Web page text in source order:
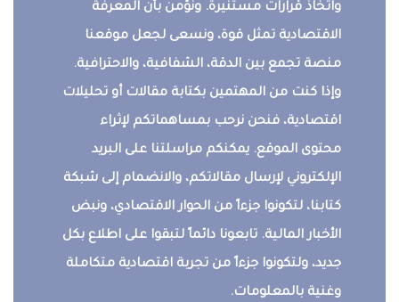
واتخاذ قرارات مستنيرة. ونؤمن بأن المعرفة
الاقتصادية تمثل قوة، ونسعى لجعل موقعنا
منصة تجمع بين الدقة، الشفافية، والاحترافية.
وإذا كنت من المهتمين بكتابة مقالات أو تحليلات
اقتصادية، فنحن نرحب بمساهماتكم لإثراء
محتوى الموقع. يمكنكم مراسلتنا على البريد
الإلكتروني لإرسال مقالاتكم، والانضمام إلى شبكة
كتابنا، لتكونوا جزءاً من الحوار الاقتصادي، ونبض
الأخبار المالية. تابعونا دائماً لتبقوا على اطلاع بكل
جديد، ولتكونوا جزءاً من تجربة اقتصادية متكاملة
وغنية بالمعلومات.